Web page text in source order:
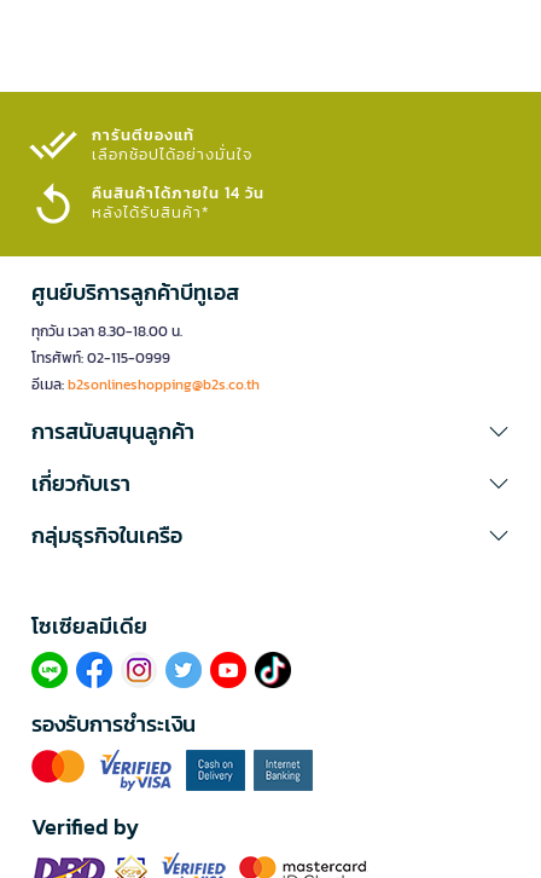
การันตีของแท้
เลือกช้อปได้อย่างมั่นใจ​
คืนสินค้าได้ภายใน 14 วัน
หลังได้รับสินค้า*
ศูนย์บริการลูกค้าบีทูเอส
ทุกวัน เวลา 8.30-18.00 น.
โทรศัพท์: 02-115-0999
อีเมล:b2sonlineshopping@b2s.co.th
การสนับสนุนลูกค้า
เกี่ยวกับเรา
กลุ่มธุรกิจในเครือ
โซเซียลมีเดีย​
รองรับการชำระเงิน
Verified by